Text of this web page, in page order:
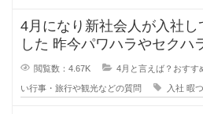
4月になり新社会人が入社し
した 昨今パワハラやセクハラといったハラスメ
ントが問題になり、昔より
閲覧数：4.67K 4月と言えば？おすす
い行事・旅行や観光などの質問 入社 暇